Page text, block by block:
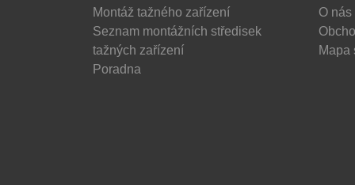
Montáž tažného zařízení
Seznam montážních středisek
tažných zařízení
Poradna
O nás
Mapa